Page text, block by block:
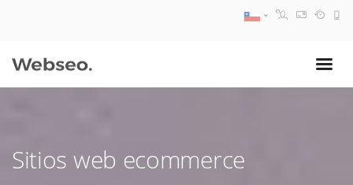
Sitios web ecommerce
09:30 AM A 18:30 PM